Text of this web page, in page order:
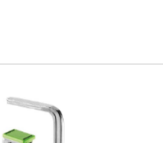
Kampanjer